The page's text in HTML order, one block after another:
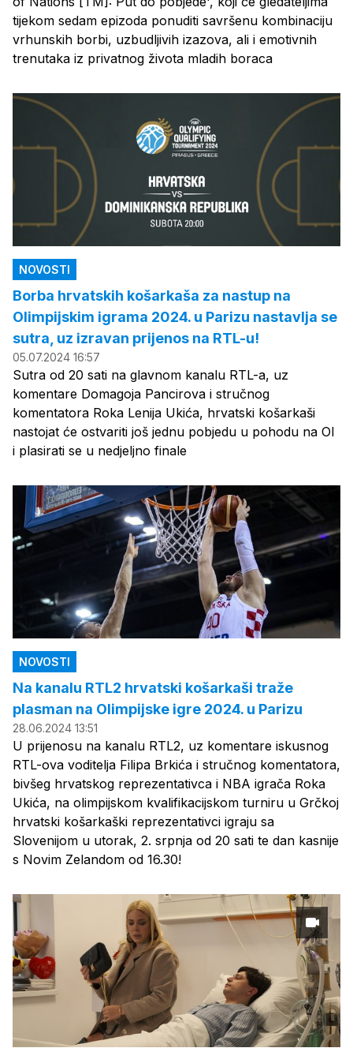
tijekom sedam epizoda ponuditi savršenu kombinaciju
vrhunskih borbi, uzbudljivih izazova, ali i emotivnih
trenutaka iz privatnog života mladih boraca
NOVOSTI
Borba hrvatskih košarkaša za nastup na
Olimpijskim igrama 2024. u Parizu nastavlja se
sutra, uz izravan prijenos na RTL-u!
05.07.2024 16:57
Sutra od 20 sati na glavnom kanalu RTL-a, uz
komentare Domagoja Pancirova i stručnog
komentatora Roka Lenija Ukića, hrvatski košarkaši
nastojat će ostvariti još jednu pobjedu u pohodu na OI
i plasirati se u nedjeljno finale
NOVOSTI
Na kanalu RTL2 hrvatski košarkaši traže
plasman na Olimpijske igre 2024. u Parizu
28.06.2024 13:51
U prijenosu na kanalu RTL2, uz komentare iskusnog
RTL-ova voditelja Filipa Brkića i stručnog komentatora,
bivšeg hrvatskog reprezentativca i NBA igrača Roka
Ukića, na olimpijskom kvalifikacijskom turniru u Grčkoj
hrvatski košarkaški reprezentativci igraju sa
Slovenijom u utorak, 2. srpnja od 20 sati te dan kasnije
s Novim Zelandom od 16.30!